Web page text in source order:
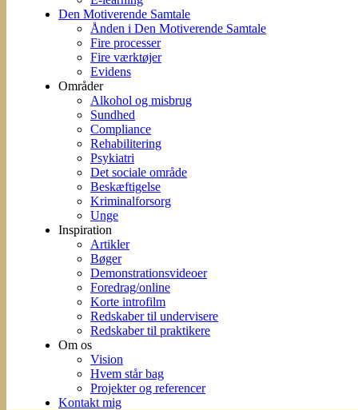
Den Motiverende Samtale
Ånden i Den Motiverende Samtale
Fire processer
Fire værktøjer
Evidens
Områder
Alkohol og misbrug
Sundhed
Compliance
Rehabilitering
Psykiatri
Det sociale område
Beskæftigelse
Kriminalforsorg
Unge
Inspiration
Artikler
Bøger
Demonstrationsvideoer
Foredrag/online
Korte introfilm
Redskaber til undervisere
Redskaber til praktikere
Om os
Vision
Hvem står bag
Projekter og referencer
Kontakt mig